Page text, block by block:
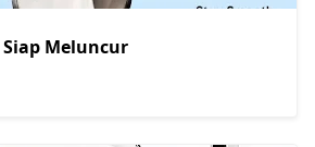
Siap Meluncur